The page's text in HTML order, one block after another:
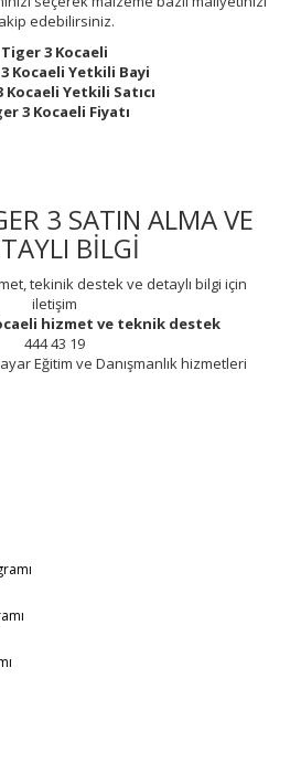
edebilirsiniz.
Tiger 3 Kocaeli
Kocaeli Yetkili Bayi
Kocaeli Yetkili Satıcı
3 Kocaeli Fiyatı
3 SATIN ALMA VE
BİLGİ
tekinik destek ve detaylı bilgi için
iletişim
hizmet ve teknik destek
444 43 19
Eğitim ve Danışmanlık hizmetleri